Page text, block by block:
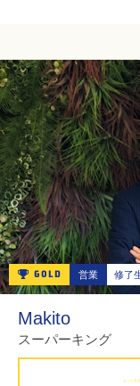
営業 修了
Makito
スーパーキング
もっとみる